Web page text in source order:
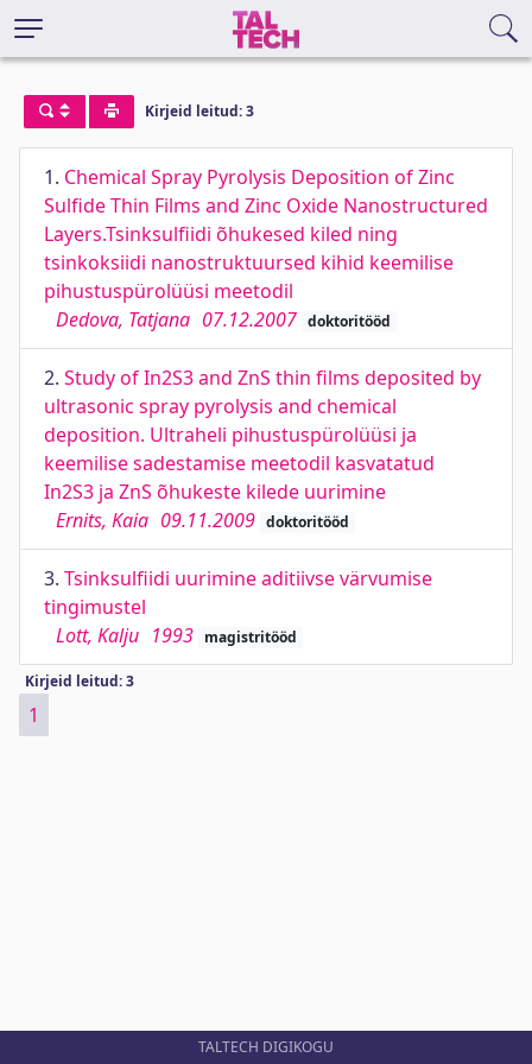
Kirjeid leitud: 3
1. Chemical Spray Pyrolysis Deposition of Zinc
Sulfide Thin Films and Zinc Oxide Nanostructured
Layers.Tsinksulfiidi õhukesed kiled ning
tsinkoksiidi nanostruktuursed kihid keemilise
pihustuspürolüüsi meetodil
Dedova, Tatjana 07.12.2007 doktoritööd
2. Study of In2S3 and ZnS thin films deposited by
ultrasonic spray pyrolysis and chemical
deposition. Ultraheli pihustuspürolüüsi ja
keemilise sadestamise meetodil kasvatatud
In2S3 ja ZnS õhukeste kilede uurimine
Ernits, Kaia 09.11.2009 doktoritööd
3. Tsinksulfiidi uurimine aditiivse värvumise
tingimustel
Lott, Kalju 1993 magistritööd
Kirjeid leitud: 3
1
TALTECH DIGIKOGU